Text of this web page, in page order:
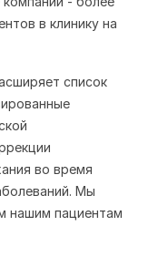
в клинику на
список
во время
. Мы
нашим пациентам